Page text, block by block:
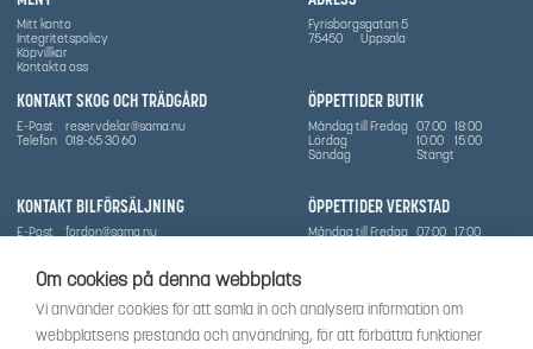
Om cookies på denna webbplats
Vi använder cookies för att samla in och analysera information om
webbplatsens prestanda och användning, för att förbättra funktioner
Mitt konto
Integritetspolicy
Köpvillkor
Kontakta oss
ÖPPETTIDER BUTIK
Måndag till Fredag 07:00 18:00
Lördag
10:00
15:00
Söndag
Stängt
ÖPPETTIDER VERKSTAD
Måndag till Fredag 07:00 17:00
Fyrisborgsgatan 5
75450
Uppsala
KONTAKT SKOG OCH TRÄDGÅRD
E-Post
reservdelar@sama.nu
Telefon 018-65 30 60
KONTAKT BILFÖRSÄLJNING
E-Post
fordon@sama.nu
OM SÅMA
Vi har sedan 1970-talet levererat skog-och trädgårdsprodukter till Uppsala med omnejd. Vi
har idag även ett brett utbud av dessa produkter samt BRP:s produktsortiment, gällande